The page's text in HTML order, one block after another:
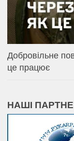
Добровільне
це працює
НАШІ